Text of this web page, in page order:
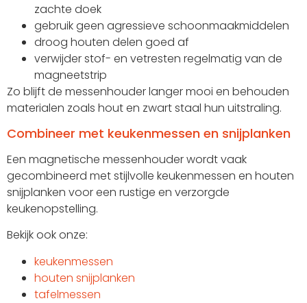
zachte doek
gebruik geen agressieve schoonmaakmiddelen
droog houten delen goed af
verwijder stof- en vetresten regelmatig van de
magneetstrip
Zo blijft de messenhouder langer mooi en behouden
materialen zoals hout en zwart staal hun uitstraling.
Combineer met keukenmessen en snijplanken
Een magnetische messenhouder wordt vaak
gecombineerd met stijlvolle keukenmessen en houten
snijplanken voor een rustige en verzorgde
keukenopstelling.
Bekijk ook onze:
keukenmessen
houten snijplanken
tafelmessen